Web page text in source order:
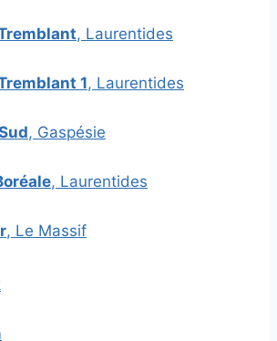
, Laurentides
1, Laurentides
, Gaspésie
, Laurentides
, Le Massif